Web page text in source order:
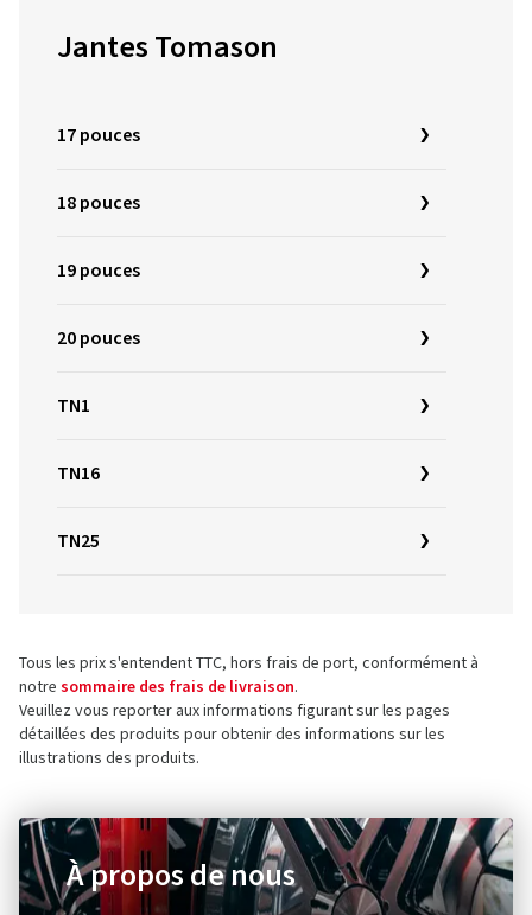
Jantes Tomason
17 pouces
18 pouces
19 pouces
20 pouces
TN1
TN16
TN25
Tous les prix s'entendent TTC, hors frais de port, conformément à
notre sommaire des frais de livraison.
Veuillez vous reporter aux informations figurant sur les pages
détaillées des produits pour obtenir des informations sur les
illustrations des produits.
À propos de nous